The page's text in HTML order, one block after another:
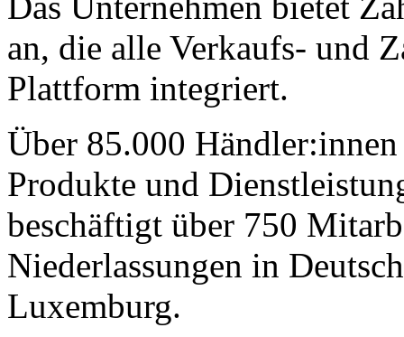
an, die alle Verkaufs- und
Plattform integriert.
Über 85.000
Produkte und
beschäftigt über 750
Niederlassungen in
Luxemburg.